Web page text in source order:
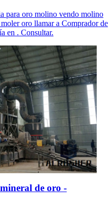
para oro molino vendo molino
oro llamar a Comprador de
en . Consultar.
de oro -